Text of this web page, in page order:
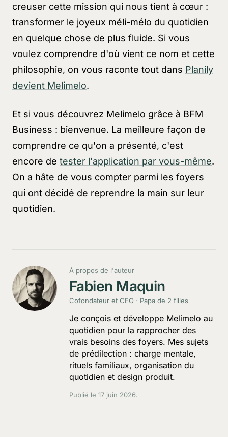
creuser cette mission qui nous tient à cœur :
transformer le joyeux méli-mélo du quotidien
en quelque chose de plus fluide. Si vous
voulez comprendre d'où vient ce nom et cette
philosophie, on vous raconte tout dans Planily
devient Melimelo.
Et si vous découvrez Melimelo grâce à BFM
Business : bienvenue. La meilleure façon de
comprendre ce qu'on a présenté, c'est
encore de tester l'application par vous-même.
On a hâte de vous compter parmi les foyers
qui ont décidé de reprendre la main sur leur
quotidien.
À propos de l'auteur
Fabien Maquin
Cofondateur et CEO · Papa de 2 filles
Je conçois et développe Melimelo au
quotidien pour la rapprocher des
vrais besoins des foyers. Mes sujets
de prédilection : charge mentale,
rituels familiaux, organisation du
quotidien et design produit.
Publié le 17 juin 2026.